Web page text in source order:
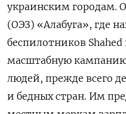
украинским городам.
(ОЭЗ) «Алабуга», где
беспилотников
масштабную
людей, прежде всего
и бедных стран. Им